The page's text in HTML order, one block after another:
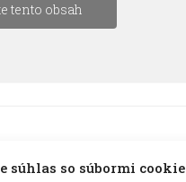
súhlas so súbormi cookie
tento obsah